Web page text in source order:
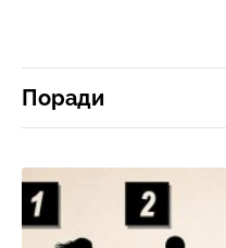
Поради